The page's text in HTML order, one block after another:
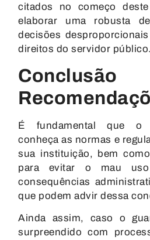
citados no começo
elaborar uma robusta
decisões
direitos do servidor público.
É fundamental que o
conheça as normas e
sua instituição, bem
para evitar o mau
consequências
que podem advir dessa
Ainda assim, caso o
surpreendido com